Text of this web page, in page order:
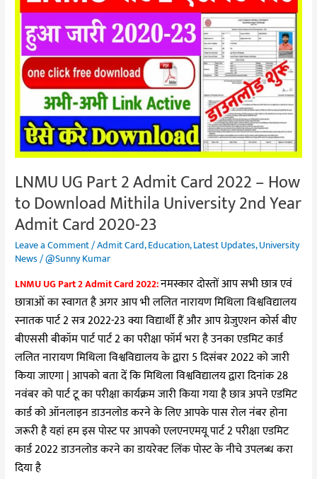
LNMU UG Part 2 Admit Card 2022 – How
to Download Mithila University 2nd Year
Admit Card 2020-23
Leave a Comment/Admit Card,Education,Latest Updates,University
News/@Sunny Kumar
LNMU UG Part 2 Admit Card 2022:नमस्कार दोस्तों आप सभी छात्र एवं
छात्राओं का स्वागत है अगर आप भी ललित नारायण मिथिला विश्वविद्यालय
स्नातकपार्ट 2 सत्र 2022-23 क्या विद्यार्थी हैं और आप ग्रेजुएशन कोर्स बीए
बीएससी बीकॉम पार्ट पार्ट 2 का परीक्षा फॉर्म भरा है उनका एडमिट कार्ड
ललित नारायण मिथिला विश्वविद्यालय के द्वारा 5 दिसंबर 2022 को जारी
किया जाएगा | आपको बता दें कि मिथिला विश्वविद्यालय द्वारा दिनांक 28
नवंबर को पार्ट टू का परीक्षा कार्यक्रम जारी किया गया है छात्र अपने एडमिट
कार्ड को ऑनलाइन डाउनलोड करने के लिए आपके पास रोल नंबर होना
जरूरी है यहां हम इस पोस्ट पर आपको एलएनएमयू पार्ट 2 परीक्षा एडमिट
कार्ड 2022 डाउनलोड करने का डायरेक्ट लिंक पोस्ट के नीचे उपलब्ध करा
दिया है
Part
Admit
Card
2022
How
to
Download
University
2nd
Year
Admit
Card
23